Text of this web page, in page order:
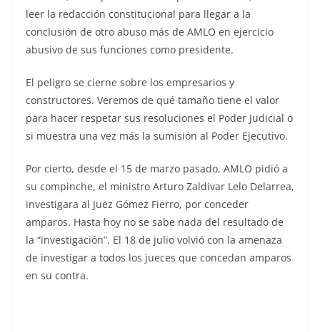
leer la redacción constitucional para llegar a la
conclusión de otro abuso más de AMLO en ejercicio
abusivo de sus funciones como presidente.
El peligro se cierne sobre los empresarios y
constructores. Veremos de qué tamaño tiene el valor
para hacer respetar sus resoluciones el Poder Judicial o
si muestra una vez más la sumisión al Poder Ejecutivo.
Por cierto, desde el 15 de marzo pasado, AMLO pidió a
su compinche, el ministro Arturo Zaldivar Lelo Delarrea,
investigara al Juez Gómez Fierro, por conceder
amparos. Hasta hoy no se sabe nada del resultado de
la “investigación”. El 18 de julio volvió con la amenaza
de investigar a todos los jueces que concedan amparos
en su contra.